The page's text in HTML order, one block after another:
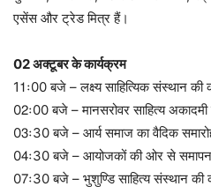
एसेंस और ट्रेड मित्र हैं।
02 अक्टूबर के कार्यक्रम
11ः00 बजे – लक्ष्य साहित्यिक संस्थान की
02ः00 बजे – मानसरोवर साहित्य अकादमी
03ः30 बजे – आर्य समाज का वैदिक
04ः30 बजे – आयोजकों की ओर से समापन
07ः30 बजे – भुशुण्डि साहित्य संस्थान की